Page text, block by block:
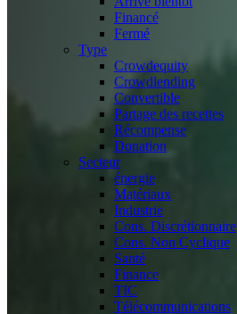
Financé
Fermé
Type
Crowdequity
Crowdlending
Convertible
Partage des recettes
Récompense
Donation
Secteur
énergie
Matériaux
Industrie
Cons. Discrétionnaire
Cons. Non Cyclique
Santé
Finance
TIC
Télécommunications